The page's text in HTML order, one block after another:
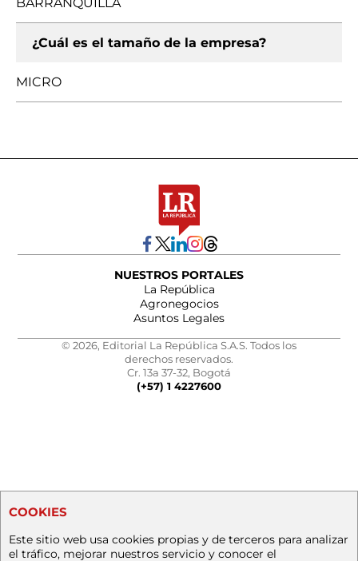
¿Cuál es el tamaño de la empresa?
MICRO
NUESTROS PORTALES
La República
Agronegocios
Asuntos Legales
© 2026, Editorial La República S.A.S. Todos los
derechos reservados.
Cr. 13a 37-32, Bogotá
(+57) 1 4227600
COOKIES
Este sitio web usa cookies propias y de terceros para analizar
el tráfico, mejorar nuestros servicio y conocer el